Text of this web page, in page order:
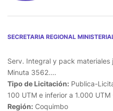
SECRETARIA REGIONAL
Serv. Integral y pack
Minuta 3562....
Tipo de Licitación: Publica-
100 UTM e inferior a 1.000 UTM
Región: Coquimbo